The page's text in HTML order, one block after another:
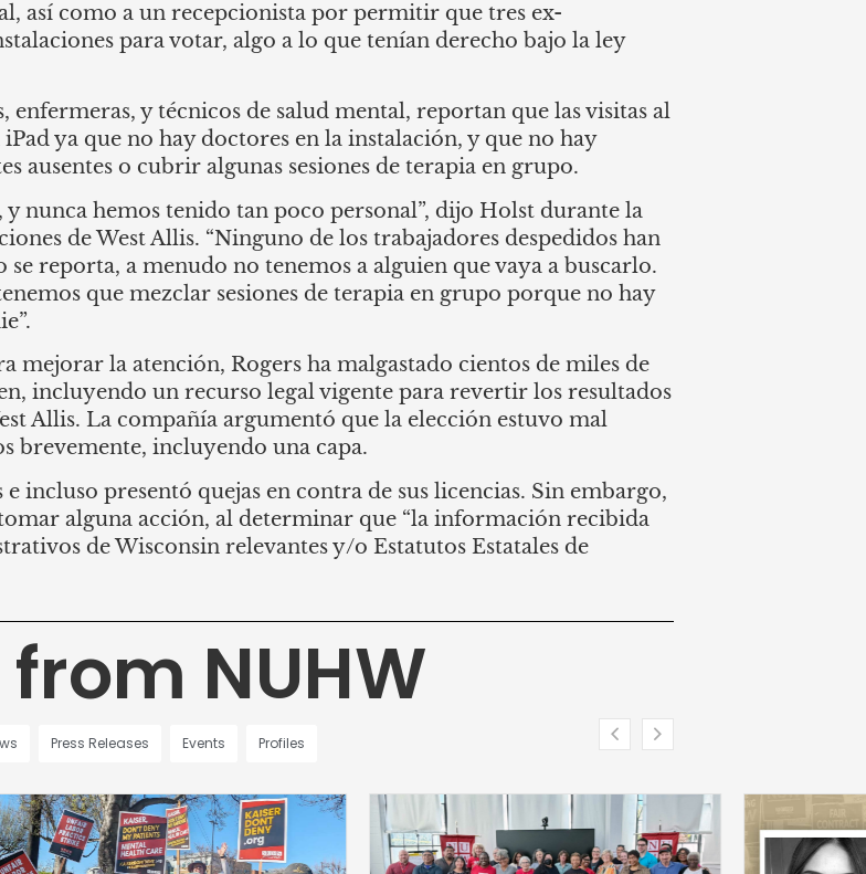
así como a un recepcionista por permitir que tres ex-
para votar, algo a lo que tenían derecho bajo la ley
enfermeras, y técnicos de salud mental, reportan que las visitas al
ya que no hay doctores en la instalación, y que no hay
ausentes o cubrir algunas sesiones de terapia en grupo.
y nunca hemos tenido tan poco personal”, dijo Holst durante la
de West Allis. “Ninguno de los trabajadores despedidos han
reporta, a menudo no tenemos a alguien que vaya a buscarlo.
que mezclar sesiones de terapia en grupo porque no hay
mejorar la atención, Rogers ha malgastado cientos de miles de
incluyendo un recurso legal vigente para revertir los resultados
Allis. La compañía argumentó que la elección estuvo mal
brevemente, incluyendo una capa.
incluso presentó quejas en contra de sus licencias. Sin embargo,
alguna acción, al determinar que “la información recibida
de Wisconsin relevantes y/o Estatutos Estatales de
NUHW
Press Releases Events Profiles